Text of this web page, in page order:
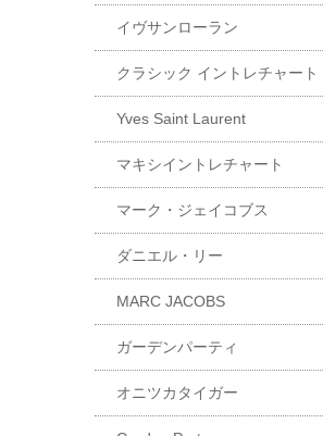
イヴサンローラン
クラシック イントレチャート
Yves Saint Laurent
マキシイントレチャート
マーク・ジェイコブス
ダニエル・リー
MARC JACOBS
ガーデンパーティ
オニツカタイガー